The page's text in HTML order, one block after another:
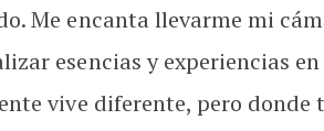
Me encanta llevarme mi
esencias y experiencias en
vive diferente, pero donde